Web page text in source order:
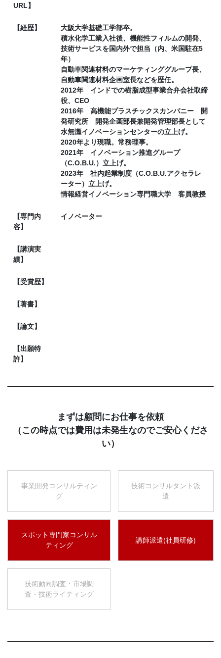
URL】
【経歴】
大阪大学基礎工学部卒。
積水化学工業入社後、機能性フィルムの開発、
技術サービスを国内外で担当（内、米国駐在5
年）
自動車関連材料のマーケティンググループ長、
自動車関連材料企画室長などを歴任。
2012年 インドでの樹脂成型事業合弁会社取締
役、CEO
2016年 高機能プラスチックスカンパニー 開
発研究所 開発企画部長兼開発管理部長として
水無瀬イノベーションセンターの立上げ。
2020年より現職。常務理事。
2021年 イノベーション推進グループ
（C.O.B.U.）立上げ。
2023年 社内起業制度（C.O.B.U.アクセラレ
ーター）立上げ。
情報経営イノベーション専門職大学 客員教授
【専門内
容】
イノベーター
【講演実
績】
【受賞歴】
【著書】
【論文】
【出願特
許】
まずは顧問にお仕事を依頼
（この時点では費用は未発生なのでご安心くださ
い）
事業開発コンサルティン
グ
技術コンサルタント派
遣
スポット専門家コンサル
ティング
講師派遣(社員研修)
技術動向調査・市場調
査・技術ライティング